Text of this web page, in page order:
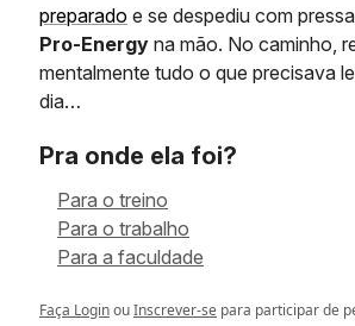
preparado e se despediu com
Pro-Energy na mão. No caminho,
mentalmente tudo o que precisava
dia…
Pra onde ela foi?
Para o treino
Para o trabalho
Para a faculdade
Faça LoginouInscrever-se para participar de